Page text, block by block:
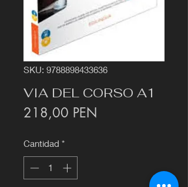
SKU: 9788898433636
VIA DEL CORSO A1
218,00 PEN
Cantidad *